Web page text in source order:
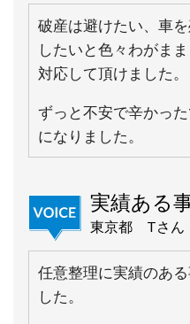
破産は避けたい、車
したいと色々わがま
対応して頂けました。
ずっと不安で辛かっ
になりました。
実績ある
東京都 Tさん
任意整理に実績のあ
した。